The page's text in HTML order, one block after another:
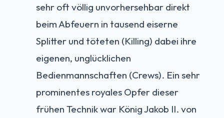
sehr oft völlig unvorhersehbar direkt
beim Abfeuern in tausend eiserne
Splitter und töteten (Killing) dabei ihre
eigenen, unglücklichen
Bedienmannschaften (Crews). Ein sehr
prominentes royales Opfer dieser
frühen Technik war König Jakob II. von